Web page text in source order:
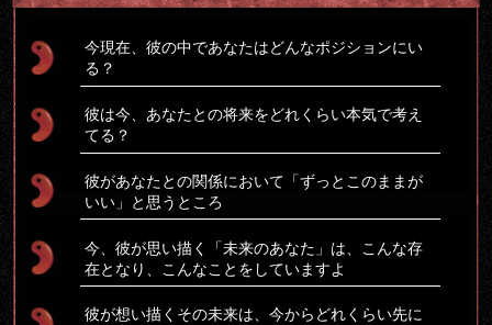
今現在、彼の中であなたはどんなポジションにい
る？
彼は今、あなたとの将来をどれくらい本気で考え
てる？
彼があなたとの関係において「ずっとこのままが
いい」と思うところ
今、彼が思い描く「未来のあなた」は、こんな存
在となり、こんなことをしていますよ
彼が想い描くその未来は、今からどれくらい先に